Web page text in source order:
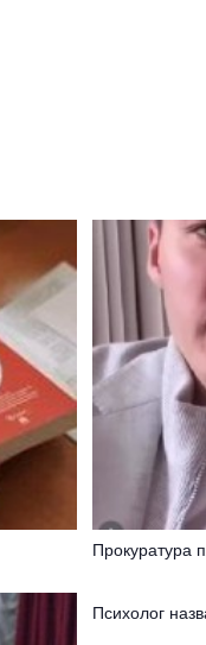
Прокуратура
Психолог